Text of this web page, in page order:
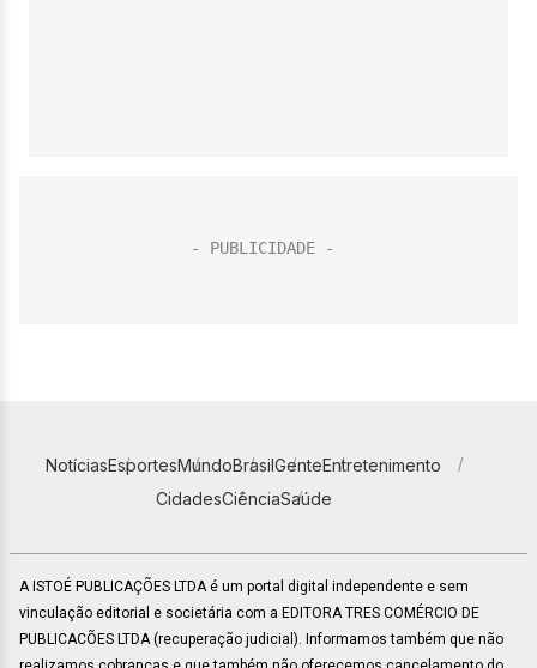
NotíciasEsportesMundoBrasilGenteEntretenimento
CidadesCiênciaSaúde
A ISTOÉ PUBLICAÇÕES LTDA é um portal digital independente e sem
vinculação editorial e societária com a EDITORA TRES COMÉRCIO DE
PUBLICACÕES LTDA (recuperação judicial). Informamos também que não